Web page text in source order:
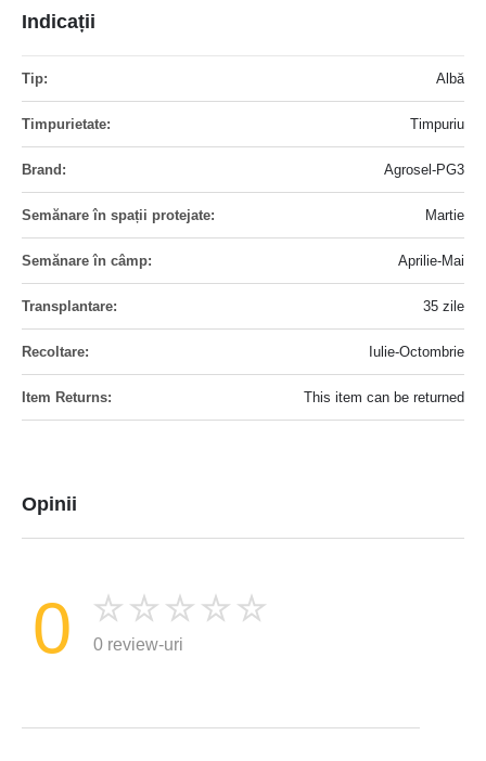
Indicații
multe
Albă
Timpuriu
Agrosel-PG3
Martie
Aprilie-Mai
35 zile
Iulie-Octombrie
This item can be returned
Opinii
0 0 review-uri